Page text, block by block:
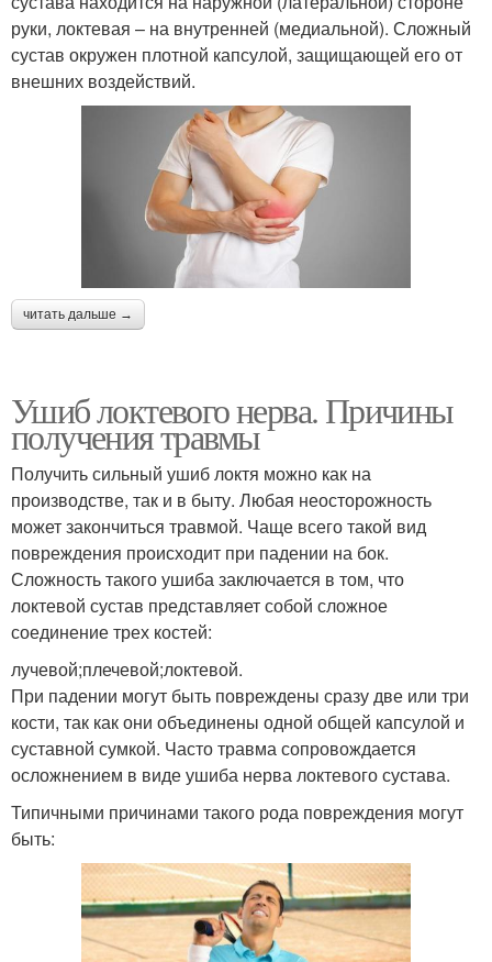
руки, локтевая – на внутренней (медиальной). Сложный
сустав окружен плотной капсулой, защищающей его от
внешних воздействий.
читать дальше →
Ушиб локтевого нерва. Причины
получения травмы
Получить сильный ушиб локтя можно как на
производстве, так и в быту. Любая неосторожность
может закончиться травмой. Чаще всего такой вид
повреждения происходит при падении на бок.
Сложность такого ушиба заключается в том, что
локтевой сустав представляет собой сложное
соединение трех костей:
лучевой;плечевой;локтевой.
При падении могут быть повреждены сразу две или три
кости, так как они объединены одной общей капсулой и
суставной сумкой. Часто травма сопровождается
осложнением в виде ушиба нерва локтевого сустава.
Типичными причинами такого рода повреждения могут
быть: